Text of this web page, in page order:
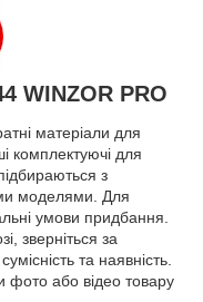
WINZOR PRО
матеріали для
комплектуючі для
з
моделями. Для
умови придбання.
зверніться за
та наявність.
або відео товару